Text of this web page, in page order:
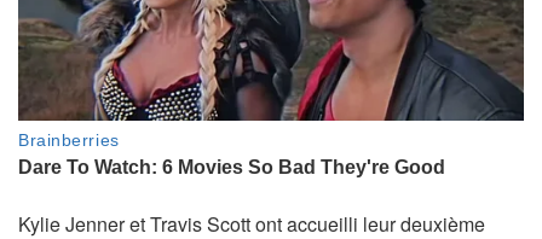
Kylie Jenner et Travis Scott ont accueilli leur deuxième